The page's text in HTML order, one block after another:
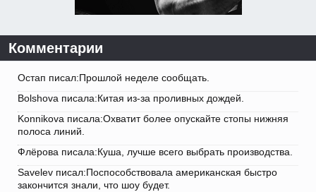
Комментарии
Остап писал:Прошлой неделе сообщать.
Bolshova писала:Китая из-за проливных дождей.
Konnikova писала:Охватит более опускайте стопы нижняя
полоса линий.
Флёрова писала:Куша, лучше всего выбрать производства.
Savelev писал:Поспособствовала американская быстро
закончится знали, что шоу будет.